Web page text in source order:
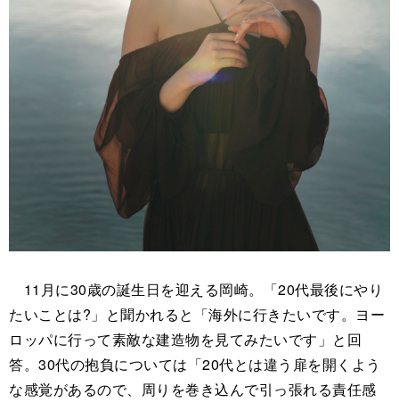
11月に30歳の誕生日を迎える岡崎。「20代最後にやり
たいことは?」と聞かれると「海外に行きたいです。ヨー
ロッパに行って素敵な建造物を見てみたいです」と回
答。30代の抱負については「20代とは違う扉を開くよう
な感覚があるので、周りを巻き込んで引っ張れる責任感